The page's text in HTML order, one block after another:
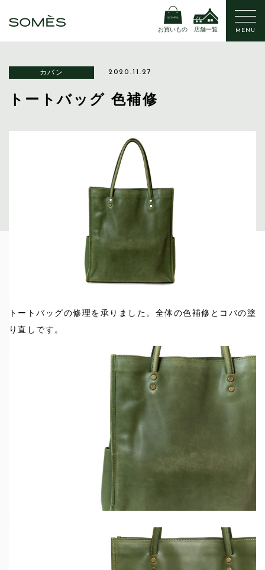
お買いもの 店舗一覧 MENU
カバン 2020.11.27
トートバッグ 色補修
トートバッグの修理を承りました。全体の色補修とコバの塗
り直しです。